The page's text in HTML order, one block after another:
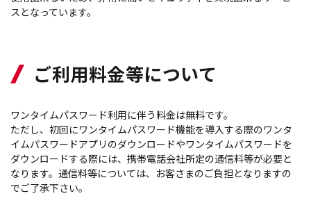
スとなっています。
ご利用料金等について
ワンタイムパスワード利用に伴う料金は無料です。
ただし、初回にワンタイムパスワード機能を導入する際のワンタ
イムパスワードアプリのダウンロードやワンタイムパスワードを
ダウンロードする際には、携帯電話会社所定の通信料等が必要と
なります。通信料等については、お客さまのご負担となりますの
でご了承下さい。